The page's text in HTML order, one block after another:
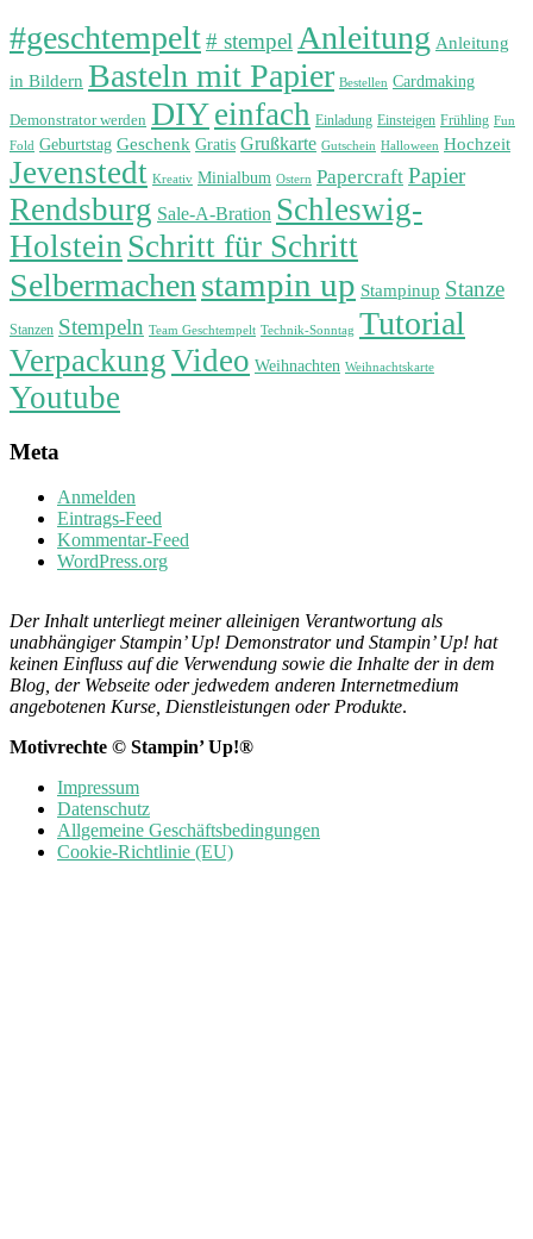
#geschtempelt# stempel Anleitung Anleitung
in Bildern Basteln mit Papier Bestellen Cardmaking
Demonstrator werden DIYeinfach Einladung Einsteigen Frühling Fun
Fold Geburtstag Geschenk Gratis Grußkarte Gutschein Halloween Hochzeit
Jevenstedt Kreativ Minialbum Ostern Papercraft Papier
Rendsburg Sale-A-Bration Schleswig-
Holstein Schritt für Schritt
Selbermachen stampin up Stampinup Stanze
Stanzen Stempeln Team Geschtempelt Technik-Sonntag Tutorial
VerpackungVideo Weihnachten Weihnachtskarte
Youtube
Meta
Anmelden
Eintrags-Feed
Kommentar-Feed
WordPress.org
Der Inhalt unterliegt meiner alleinigen Verantwortung als
unabhängiger Stampin’ Up! Demonstrator und Stampin’ Up! hat
keinen Einfluss auf die Verwendung sowie die Inhalte der in dem
Blog, der Webseite oder jedwedem anderen Internetmedium
angebotenen Kurse, Dienstleistungen oder Produkte.
Motivrechte © Stampin’ Up!®
Impressum
Datenschutz
Allgemeine Geschäftsbedingungen
Cookie-Richtlinie (EU)